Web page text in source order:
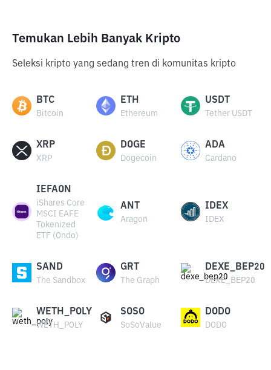
Temukan Lebih Banyak Kripto
Seleksi kripto yang sedang tren di komunitas kripto
BTC
Bitcoin
ETH
Ethereum
USDT
Tether USDT
XRP
XRP
DOGE
Dogecoin
ADA
Cardano
IEFAON
iShares Core
MSCI EAFE
Tokenized
ETF (Ondo)
ANT
Aragon
IDEX
IDEX
SAND
The Sandbox
GRT
The Graph
DEXE_BEP20
DEXE_BEP20
WETH_POLY
WETH_POLY
SOSO
SoSoValue
DODO
DODO